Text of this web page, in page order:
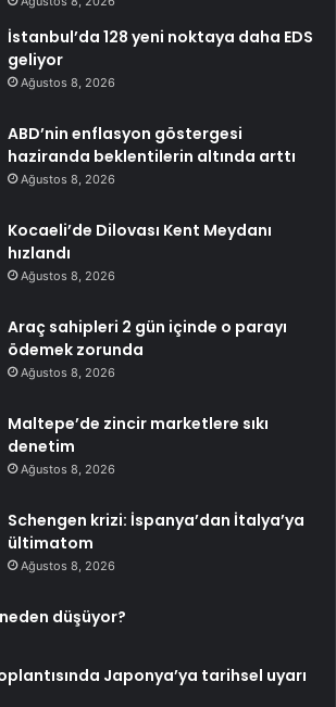
İstanbul’da 128 yeni noktaya daha EDS
geliyor
Ağustos 8, 2026
ABD’nin enflasyon göstergesi
haziranda beklentilerin altında arttı
Ağustos 8, 2026
Kocaeli’de Dilovası Kent Meydanı
hızlandı
Ağustos 8, 2026
Araç sahipleri 2 gün içinde o parayı
ödemek zorunda
Ağustos 8, 2026
Maltepe’de zincir marketlere sıkı
denetim
Ağustos 8, 2026
Schengen krizi: İspanya’dan İtalya’ya
ültimatom
Ağustos 8, 2026
düşüyor?
Japonya’ya tarihsel uyarı